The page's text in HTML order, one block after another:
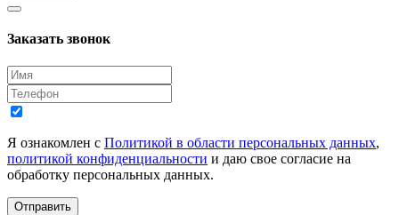
Заказать звонок
Я ознакомлен с Политикой в области персональных данных,
политикой конфиденциальности и даю свое согласие на
обработку персональных данных.
Отправить